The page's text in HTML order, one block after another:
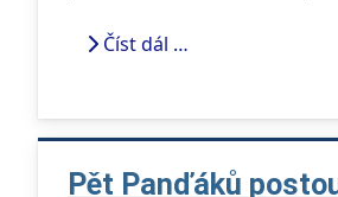
Číst dál …
Pět Panďáků